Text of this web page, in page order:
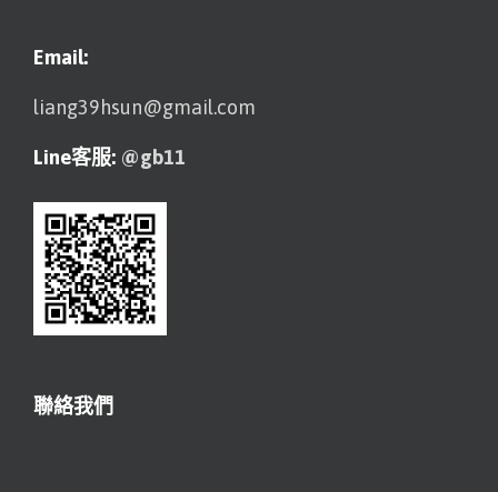
Email:
liang39hsun@gmail.com
Line客服: @gb11
聯絡我們